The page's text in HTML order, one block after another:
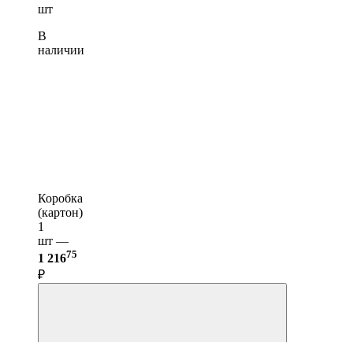
шт
В
наличии
Коробка
(картон)
1
шт —
1 21675
₽